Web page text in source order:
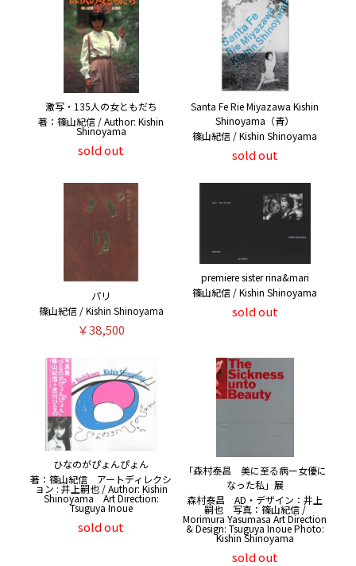
激写・135人の女ともだち
著：篠山紀信 / Author: Kishin
Shinoyama
sold out
Santa Fe Rie Miyazawa Kishin
Shinoyama（青）
篠山紀信 / Kishin Shinoyama
sold out
パリ
篠山紀信 / Kishin Shinoyama
￥38,500
premiere sister rina&mari
篠山紀信 / Kishin Shinoyama
sold out
ひなのがぴょんぴょん
著：篠山紀信 アートディレクシ
ョン : 井上嗣也 / Author: Kishin
Shinoyama Art Direction:
Tsuguya Inoue
sold out
「森村泰昌 美に至る病ー女優に
なった私」展
森村泰昌 AD・デザイン：井上
嗣也 写真：篠山紀信 /
Morimura Yasumasa Art Direction
& Design: Tsuguya Inoue Photo:
Kishin Shinoyama
sold out